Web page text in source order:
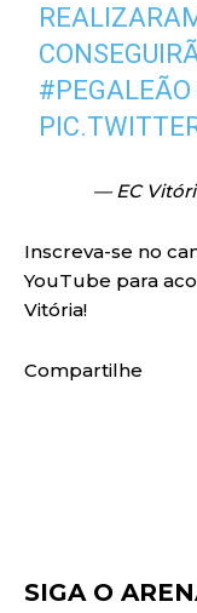
#PEGALEÃO
— EC
Inscreva-se no
YouTube para
Vitória!
Compartilhe
SIGA O